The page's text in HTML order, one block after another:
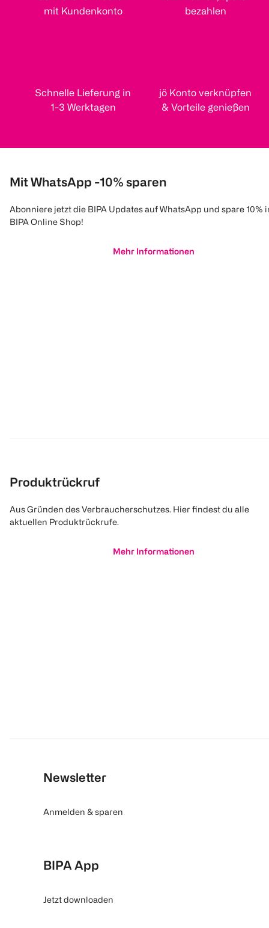
mit Kundenkonto
bezahlen
Schnelle Lieferung in
1-3 Werktagen
jö Konto verknüpfen
& Vorteile genießen
Mit WhatsApp -10% sparen
Abonniere jetzt die BIPA Updates auf WhatsApp und spare 10%
BIPA Online Shop!
Mehr Informationen
Produktrückruf
Aus Gründen des Verbraucherschutzes. Hier findest du alle
aktuellen Produktrückrufe.
Mehr Informationen
Newsletter
Anmelden & sparen
BIPA App
Jetzt downloaden